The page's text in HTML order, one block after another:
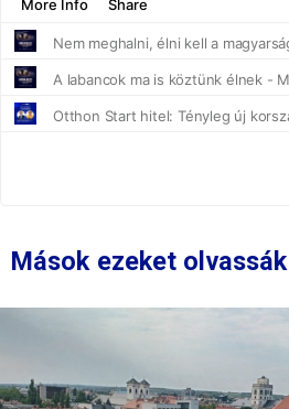
Mások ezeket olvassák